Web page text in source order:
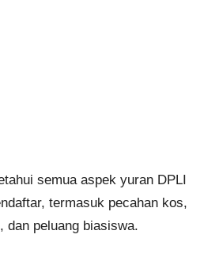
semua aspek yuran DPLI
termasuk pecahan kos,
dan peluang biasiswa.